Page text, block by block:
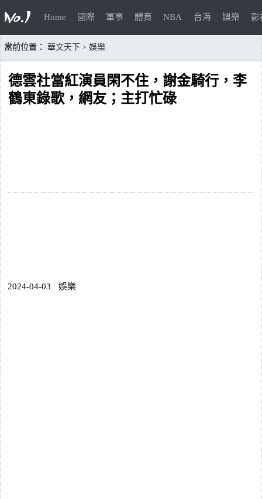
Home 國際 軍事 體育 NBA 台海 娛樂 影
當前位置： 華文天下 > 娛樂
德雲社當紅演員閑不住，謝金騎行，李
鶴東錄歌，網友；主打忙碌
2024-04-03 娛樂